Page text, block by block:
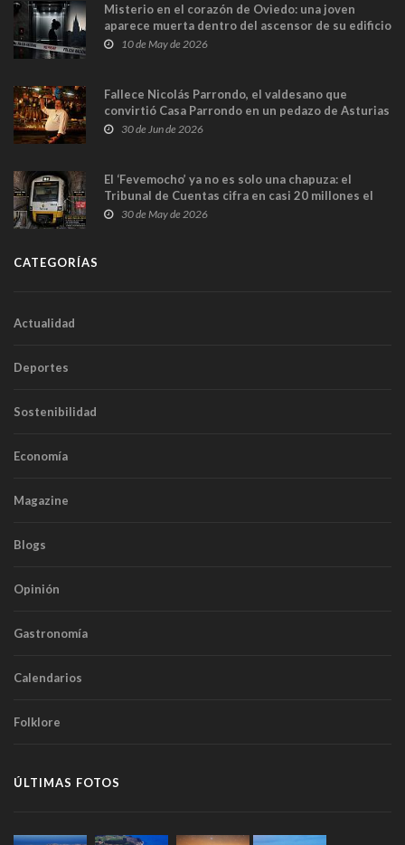
Misterio en el corazón de Oviedo: una joven
aparece muerta dentro del ascensor de su edificio
y las cámaras captan sus últimos minutos
10 de May de 2026
Fallece Nicolás Parrondo, el valdesano que
convirtió Casa Parrondo en un pedazo de Asturias
en Madrid
30 de Jun de 2026
El ‘Fevemocho’ ya no es solo una chapuza: el
Tribunal de Cuentas cifra en casi 20 millones el
sobrecoste de los trenes que no cabían por los
30 de May de 2026
CATEGORÍAS
Actualidad
Deportes
Sostenibilidad
Economía
Magazine
Blogs
Opinión
Gastronomía
Calendarios
Folklore
ÚLTIMAS FOTOS